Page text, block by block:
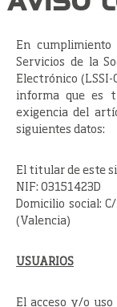
En
Servicios de la
Electrónico
informa que es
exigencia del
siguientes datos:
El titular de este
NIF: 03151423D
Domicilio social:
(Valencia)
USUARIOS
El acceso y/o